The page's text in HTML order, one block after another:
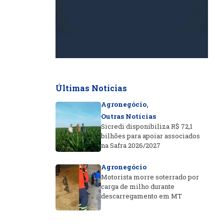
Últimas Notícias
Agronegócio,
Outras Notícias
Sicredi disponibiliza R$ 72,1
bilhões para apoiar associados
na Safra 2026/2027
Agronegócio
Motorista morre soterrado por
carga de milho durante
descarregamento em MT